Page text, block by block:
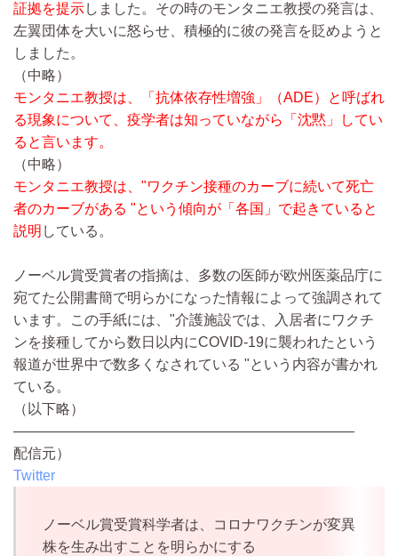
証拠を提示しました。その時のモンタニエ教授の発言は、
左翼団体を大いに怒らせ、積極的に彼の発言を貶めようと
しました。
（中略）
モンタニエ教授は、「抗体依存性増強」（ADE）と呼ばれ
る現象について、疫学者は知っていながら「沈黙」してい
ると言います。
（中略）
モンタニエ教授は、"ワクチン接種のカーブに続いて死亡
者のカーブがある "という傾向が「各国」で起きていると
説明 している。
ノーベル賞受賞者の指摘は、多数の医師が欧州医薬品庁に
宛てた公開書簡で明らかになった情報によって強調されて
います。この手紙には、"介護施設では、入居者にワクチ
ンを接種してから数日以内にCOVID-19に襲われたという
報道が世界中で数多くなされている "という内容が書かれ
ている。
（以下略）
————————————————————————
配信元）
Twitter
ノーベル賞受賞科学者は、コロナワクチンが変異
株を生み出すことを明らかにする